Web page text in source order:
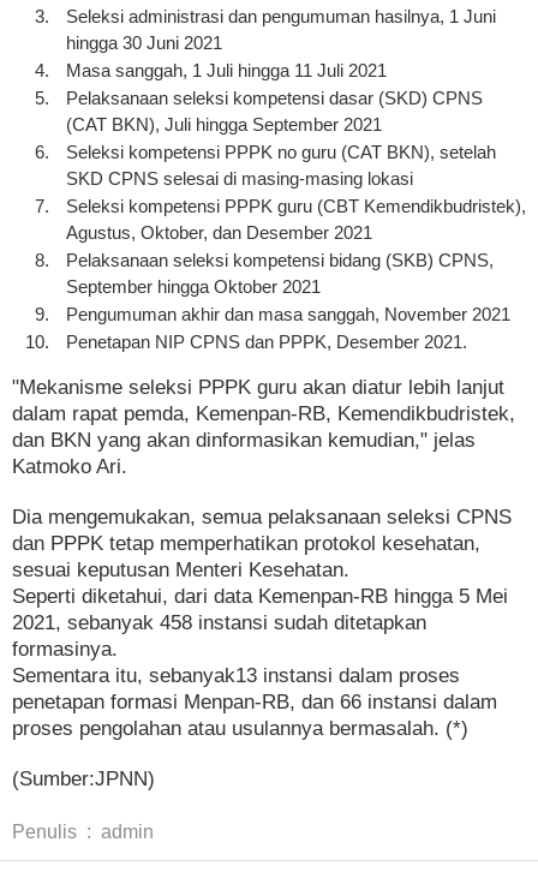
Seleksi administrasi dan pengumuman hasilnya, 1 Juni
hingga 30 Juni 2021
Masa sanggah, 1 Juli hingga 11 Juli 2021
Pelaksanaan seleksi kompetensi dasar (SKD) CPNS
(CAT BKN), Juli hingga September 2021
Seleksi kompetensi PPPK no guru (CAT BKN), setelah
SKD CPNS selesai di masing-masing lokasi
Seleksi kompetensi PPPK guru (CBT Kemendikbudristek),
Agustus, Oktober, dan Desember 2021
Pelaksanaan seleksi kompetensi bidang (SKB) CPNS,
September hingga Oktober 2021
Pengumuman akhir dan masa sanggah, November 2021
Penetapan NIP CPNS dan PPPK, Desember 2021.
"Mekanisme seleksi PPPK guru akan diatur lebih lanjut
dalam rapat pemda, Kemenpan-RB, Kemendikbudristek,
dan BKN yang akan dinformasikan kemudian," jelas
Katmoko Ari.
Dia mengemukakan, semua pelaksanaan seleksi CPNS
dan PPPK tetap memperhatikan protokol kesehatan,
sesuai keputusan Menteri Kesehatan.
Seperti diketahui, dari data Kemenpan-RB hingga 5 Mei
2021, sebanyak 458 instansi sudah ditetapkan
formasinya.
Sementara itu, sebanyak13 instansi dalam proses
penetapan formasi Menpan-RB, dan 66 instansi dalam
proses pengolahan atau usulannya bermasalah. (*)
(Sumber:JPNN)
Penulis : admin